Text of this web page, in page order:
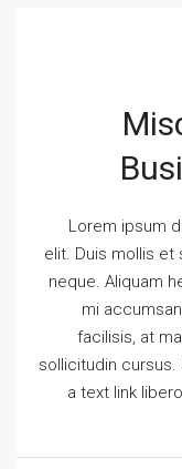
Lorem ipsum
elit. Duis mollis
neque. Aliquam
mi
facilisis, at
sollicitudin
a text link